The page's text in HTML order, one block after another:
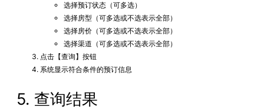
选择预订状态（可多选）
选择房型（可多选或不选表示全部）
选择房价（可多选或不选表示全部）
选择渠道（可多选或不选表示全部）
点击【查询】按钮
系统显示符合条件的预订信息
5. 查询结果